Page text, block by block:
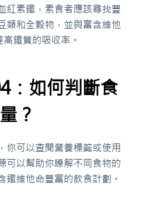
紅素鐵，素食者應該尋找豐
類和全穀物，並與富含維他
鐵質的吸收率。
：如何判斷食
？
你可以查閱營養標籤或使用
可以幫助你瞭解不同食物的
鐵維他命豐富的飲食計劃。